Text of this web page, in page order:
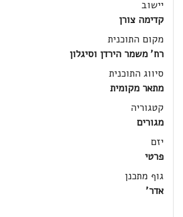
יישוב
קדימה צורן
מקום התוכנית
רח' משמר הירדן וסיגלון
סיווג התוכנית
מתאר מקומית
קטגוריה
מגורים
יזם
פרטי
גוף מתכנן
אדר'